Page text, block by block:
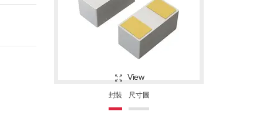
View
封裝 尺寸圖